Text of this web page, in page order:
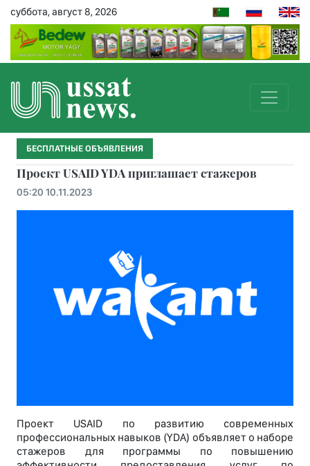
суббота, август 8, 2026
БЕСПЛАТНЫЕ ОБЪЯВЛЕНИЯ
Проект USAID YDA приглашает стажеров
05:20 10.11.2023
Проект USAID по развитию современных
профессиональных навыков (YDA) объявляет о наборе
стажеров для программы по повышению